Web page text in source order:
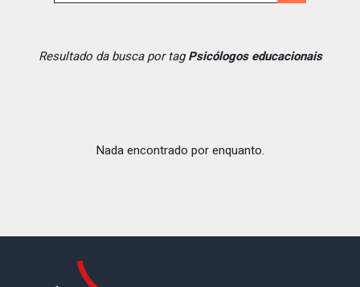
Resultado da busca por tagPsicólogos educacionais
Nada encontrado por enquanto.